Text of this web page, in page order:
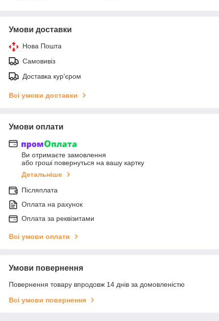
Умови доставки
Нова Пошта
Самовивіз
Доставка кур'єром
Всі умови доставки
Умови оплати
Ви отримаєте замовлення
або гроші повернуться на вашу картку
Детальніше
Післяплата
Оплата на рахунок
Оплата за реквізитами
Всі умови оплати
Умови повернення
Повернення товару впродовж 14 днів за домовленістю
Всі умови повернення